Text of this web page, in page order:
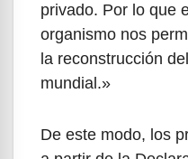
privado. Por lo que
organismo nos
la reconstrucción
mundial.»
De este modo, los